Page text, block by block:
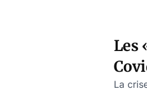
Les
La